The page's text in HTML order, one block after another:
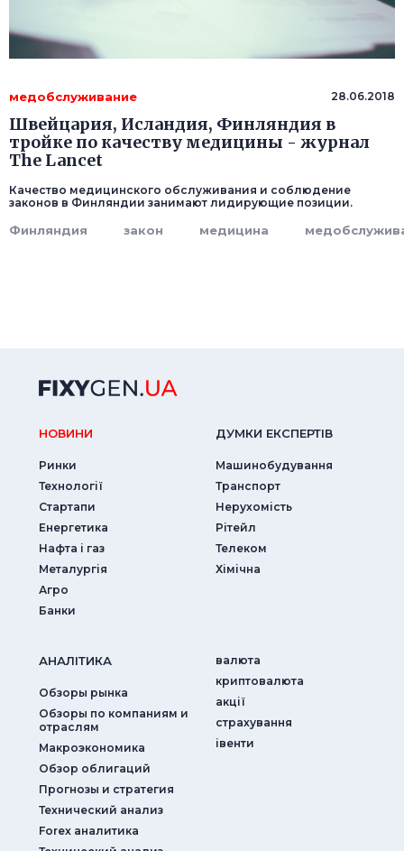
медобслуживание 28.06.2018
Швейцария, Исландия, Финляндия в
тройке по качеству медицины - журнал
The Lancet
Качество медицинского обслуживания и соблюдение
законов в Финляндии занимают лидирующие позиции.
Финляндия закон медицина
НОВИНИ
Ринки
Технології
Стартапи
Енергетика
Нафта і газ
Металургія
Агро
Банки
ДУМКИ ЕКСПЕРТIВ
Машинобудування
Транспорт
Нерухомість
Рітейл
Телеком
Хімічна
АНАЛIТИКА
Обзоры рынка
Обзоры по компаниям и
отраслям
Макроэкономика
Обзор облигаций
Прогнозы и стратегия
Технический анализ
Forex аналитика
валюта
криптовалюта
акції
страхування
iвенти